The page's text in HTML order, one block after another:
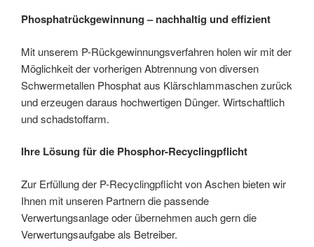
Phosphatrückgewinnung – nachhaltig und effizient
Mit unserem P-Rückgewinnungsverfahren holen wir mit der
Möglichkeit der vorherigen Abtrennung von diversen
Schwermetallen Phosphat aus Klärschlammaschen zurück
und erzeugen daraus hochwertigen Dünger. Wirtschaftlich
und schadstoffarm.
Ihre Lösung für die Phosphor-Recyclingpflicht
Zur Erfüllung der P-Recyclingpflicht von Aschen bieten wir
Ihnen mit unseren Partnern die passende
Verwertungsanlage oder übernehmen auch gern die
Verwertungsaufgabe als Betreiber.